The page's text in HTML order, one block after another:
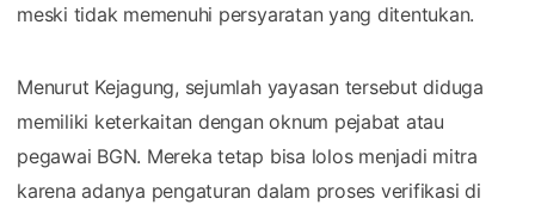
meski tidak memenuhi persyaratan yang ditentukan.
Menurut Kejagung, sejumlah yayasan tersebut diduga
memiliki keterkaitan dengan oknum pejabat atau
pegawai BGN. Mereka tetap bisa lolos menjadi mitra
karena adanya pengaturan dalam proses verifikasi di